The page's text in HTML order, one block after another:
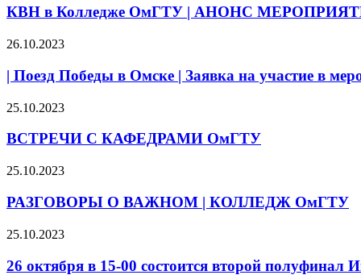
КВН в Колледже ОмГТУ | АНОНС
26.10.2023
| Поезд Победы в Омске | Заявка на участие в
25.10.2023
ВСТРЕЧИ С КАФЕДРАМИ ОмГТУ
25.10.2023
РАЗГОВОРЫ О ВАЖНОМ | КОЛЛЕДЖ ОмГТУ
25.10.2023
26 октября в 15-00 состоится второй полуфинал